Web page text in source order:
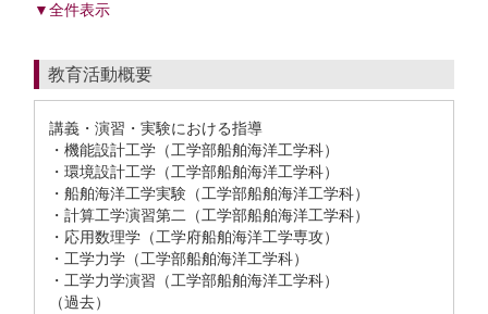
▼全件表示
教育活動概要
講義・演習・実験における指導
・機能設計工学（工学部船舶海洋工学科）
・環境設計工学（工学部船舶海洋工学科）
・船舶海洋工学実験（工学部船舶海洋工学科）
・計算工学演習第二（工学部船舶海洋工学科）
・応用数理学（工学府船舶海洋工学専攻）
・工学力学（工学部船舶海洋工学科）
・工学力学演習（工学部船舶海洋工学科）
（過去）